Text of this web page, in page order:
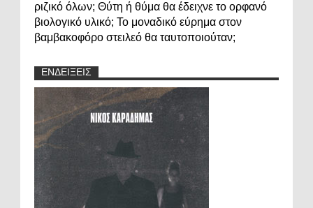
ριζικό όλων; Θύτη ή θύμα θα έδειχνε το ορφανό
βιολογικό υλικό; Το μοναδικό εύρημα στον
βαμβακοφόρο στειλεό θα ταυτοποιούταν;
ΕΝΔΕΙΞΕΙΣ